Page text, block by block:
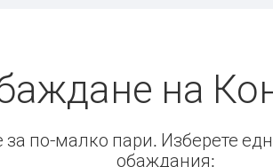
на
по-малко пари. Изберете
обаждания: